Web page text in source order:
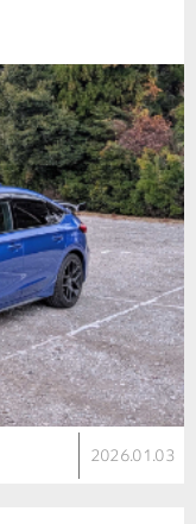
2026.01.03